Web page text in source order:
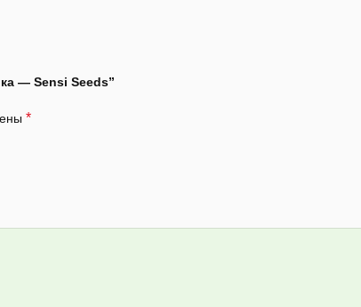
— Sensi Seeds”
*